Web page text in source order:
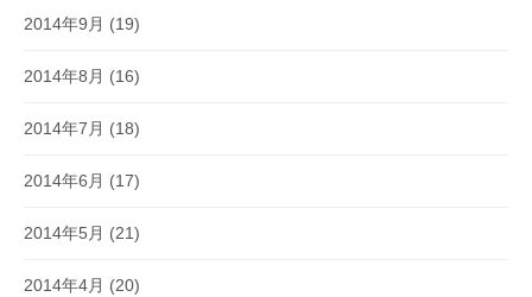
2014年9月 (19)
2014年8月 (16)
2014年7月 (18)
2014年6月 (17)
2014年5月 (21)
2014年4月 (20)